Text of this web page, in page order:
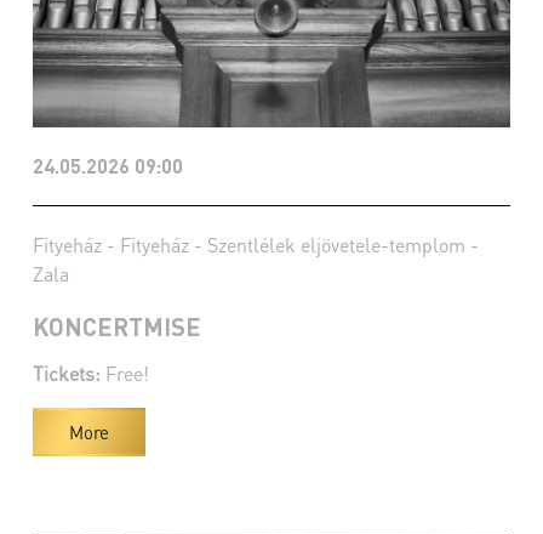
24.05.2026 09:00
Fityeház - Fityeház - Szentlélek eljövetele-templom -
Zala
KONCERTMISE
Tickets: Free!
More